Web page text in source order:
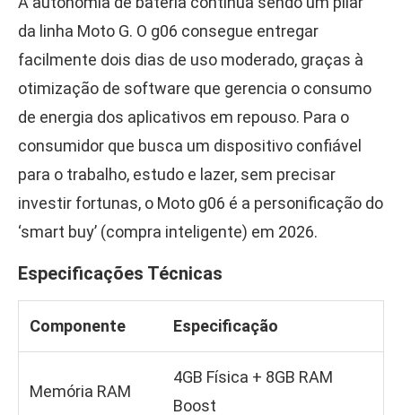
da linha Moto G. O g06 consegue entregar
facilmente dois dias de uso moderado, graças à
otimização de software que gerencia o consumo
de energia dos aplicativos em repouso. Para o
consumidor que busca um dispositivo confiável
para o trabalho, estudo e lazer, sem precisar
investir fortunas, o Moto g06 é a personificação do
‘smart buy’ (compra inteligente) em 2026.
Especificações Técnicas
Componente Especificação
Memória RAM
4GB Física + 8GB RAM
Boost